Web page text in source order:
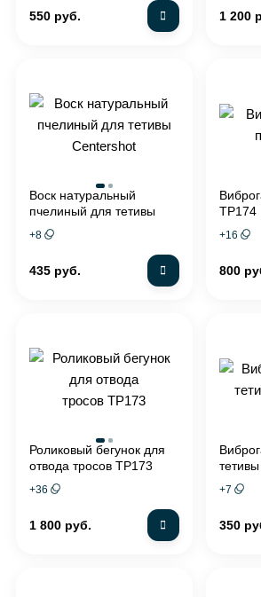
550 руб. 1 200
Воск натуральный
пчелиный для тетивы
Centershot
+8
435 руб.
TP174
+16
800
Роликовый бегунок для
отвода тросов TP173
+36
1 800 руб.
+7
350